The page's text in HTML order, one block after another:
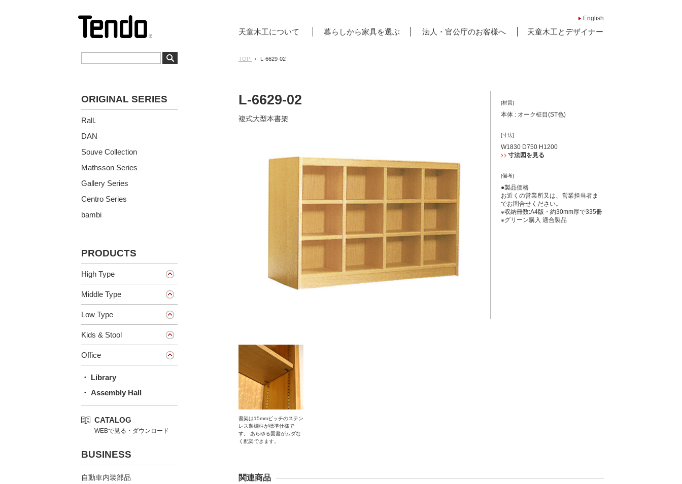
English
天童木工について 暮らしから家具を選ぶ 法人・官公庁のお客様へ 天童木工とデザイナー
TOP L-6629-02
L-6629-02
複式大型本書架
[材質]
本体 : オーク柾目(ST色)
[寸法]
W1830 D750 H1200
寸法図を見る
[備考]
●製品価格
お近くの営業所又は、営業担当者ま
でお問合せください。
※収納冊数:A4版・約30mm厚で335冊
※グリーン購入 適合製品
書架は15mmピッチのステン
レス製棚柱が標準仕様で
す。 あらゆる図書がムダな
く配架できます。
関連商品
ORIGINAL SERIES
Rall.
DAN
Souve Collection
Mathsson Series
Gallery Series
Centro Series
bambi
PRODUCTS
High Type
Middle Type
Low Type
Kids & Stool
Office
・ Library
・ Assembly Hall
CATALOG
WEBで見る・ダウンロード
BUSINESS
自動車内装部品